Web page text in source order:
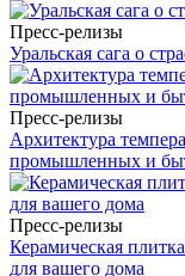
Пресс-релизы
Уральская сага о
Пресс-релизы
Архитектура
промышленных и
Пресс-релизы
Керамическая
для вашего дома